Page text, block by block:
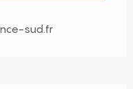
sud.fr